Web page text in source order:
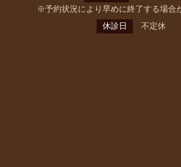
※予約状況により早めに終了する場合
休診日
不定休